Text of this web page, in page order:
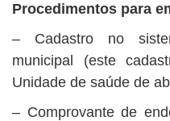
Procedimentos para
– Cadastro no
municipal (este
Unidade de saúde de
– Comprovante de